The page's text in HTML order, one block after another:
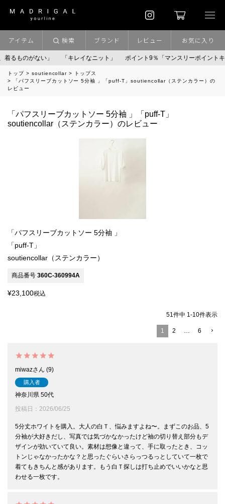
ものがない」 「キレイなニット」 ポイント9％「マンスリーポイントキャ
アイテム 検索 ブランド レビュー お気に入り
トップ soutiencollar
トップス
「パフスリーブカットソー 5分袖 」「puff-T」soutiencollar（ステンカラー）の
レビュー
「パフスリーブカットソー 5分袖 」「puff-T」
soutiencollar（ステンカラー）のレビュー
「パフスリーブカットソー 5分袖 」
「puff-T」
soutiencollar（ステンカラー）
商品番号 360C-360994A
¥23,100税込
51件中 1-10件表示
1 2 … 6
miwaz 9
購入者
神奈川県 50代
投稿日
2026/06/25
5分丈ホワイトを購入。大人の白Ｔ、悩みますよね〜。まずこのお品、5
分袖が大好きだし、写真では気づかなかったけど袖の切り替え部分もデ
ザインが効いていて良い。素材は想像と違って、手に取ったとき、コッ
トンじゃなかったかな？と思ったぐらいさらっつるっとしていて一枚で
着てもきちんと感があります。もう白Ｔ探しは打ち止めでいいかなと思
わせる一枚です。